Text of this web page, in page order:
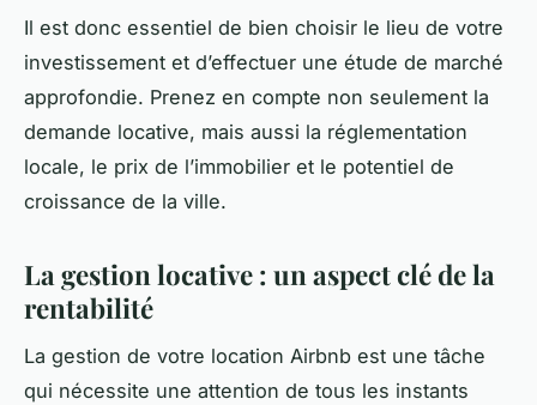
Il est donc essentiel de bien choisir le lieu de votre
investissement et d’effectuer une étude de marché
approfondie. Prenez en compte non seulement la
demande locative, mais aussi la réglementation
locale, le prix de l’immobilier et le potentiel de
croissance de la ville.
La gestion locative : un aspect clé de la
rentabilité
La gestion de votre location Airbnb est une tâche
qui nécessite une attention de tous les instants